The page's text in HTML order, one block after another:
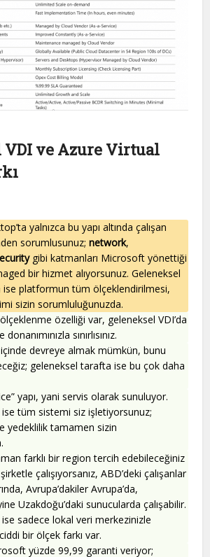
VDI ve Azure Virtual
yalnızca bu yapı altında çalışan
sorumlusunuz;network,
gibi katmanları Microsoft yönettiği
bir hizmet alıyorsunuz. Geleneksel
ise platformun tüm ölçeklendirilmesi,
sizin sorumluluğunuzda.
ölçeklenme özelliği var, geleneksel VDI’da
sınırlısınız.
içinde devreye almak mümkün, bunu
geleneksel tarafta ise bu çok daha
yapı, yani servis olarak sunuluyor.
ise tüm sistemi siz işletiyorsunuz;
yedeklilik tamamen sizin
farklı bir region tercih edebileceğiniz
çalışıyorsanız, ABD’deki çalışanlar
Avrupa’dakiler Avrupa’da,
Uzakdoğu’daki sunucularda çalışabilir.
ise sadece lokal veri merkezinizle
ciddi bir ölçek farkı var.
yüzde 99,99 garanti veriyor;